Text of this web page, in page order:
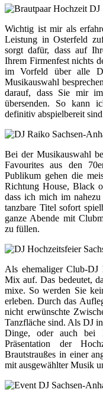
Wichtig ist mir als
Leistung in Osterfeld
sorgt dafür, dass auf
Ihrem Firmenfest nichts
im Vorfeld über alle
Musikauswahl
darauf, dass Sie mir
übersenden. So kann
definitiv abspielbereit
Bei der Musikauswahl
Favourites aus den
Publikum gehen die
Richtung House, Black
dass ich mich im
tanzbare Titel sofort
ganze Abende mit
zu füllen.
Als ehemaliger Club-
Mix auf. Das bedeutet,
mixe. So werden Sie
erleben. Durch das
nicht erwünschte
Tanzfläche sind. Als DJ
Dinge, oder auch bei
Präsentation der
Brautstraußes in einer
mit ausgewählter Musik